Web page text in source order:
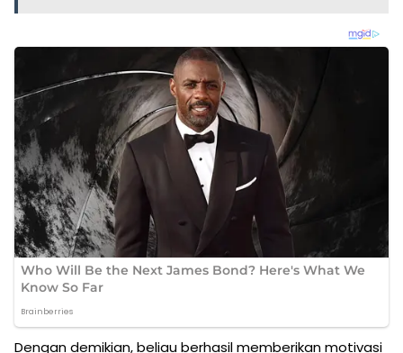
Dengan demikian, beliau berhasil memberikan motivasi